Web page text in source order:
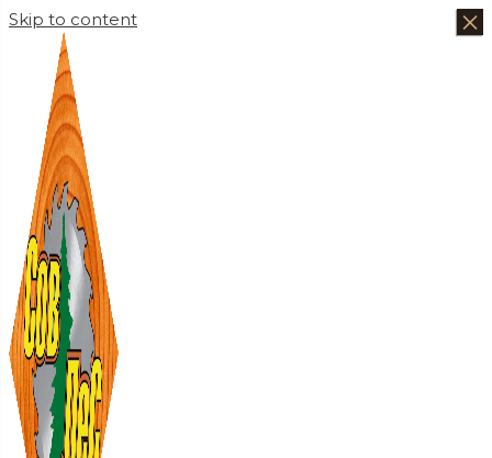
Skip to content ×
×
×
×